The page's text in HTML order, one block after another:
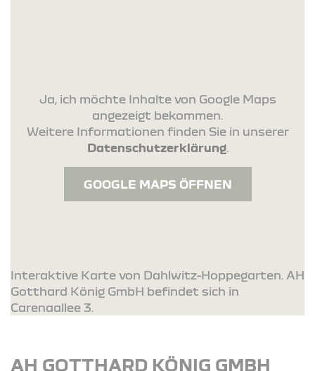
Ja, ich möchte Inhalte von Google Maps
angezeigt bekommen.
Weitere Informationen finden Sie in unserer
Datenschutzerklärung.
GOOGLE MAPS ÖFFNEN
Interaktive Karte von Dahlwitz-Hoppegarten. AH
Gotthard König GmbH befindet sich in
Carenaallee 3.
AH GOTTHARD KÖNIG GMBH